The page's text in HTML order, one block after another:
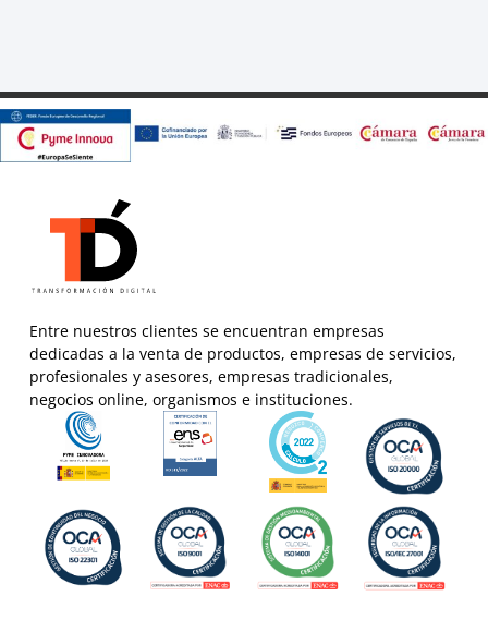
Entre nuestros clientes se encuentran empresas
dedicadas a la venta de productos, empresas de servicios,
profesionales y asesores, empresas tradicionales,
negocios online, organismos e instituciones.